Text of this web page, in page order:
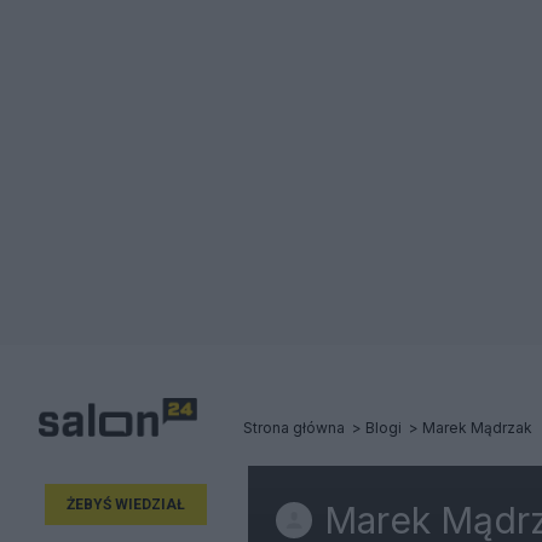
Strona główna Blogi Marek Mądrzak
ŻEBYŚ WIEDZIAŁ Marek